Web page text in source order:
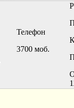
Телефон
3700 моб.